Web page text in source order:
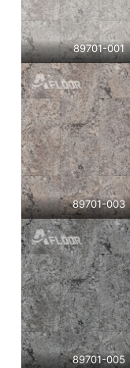
89701-001
89701-003
89701-005